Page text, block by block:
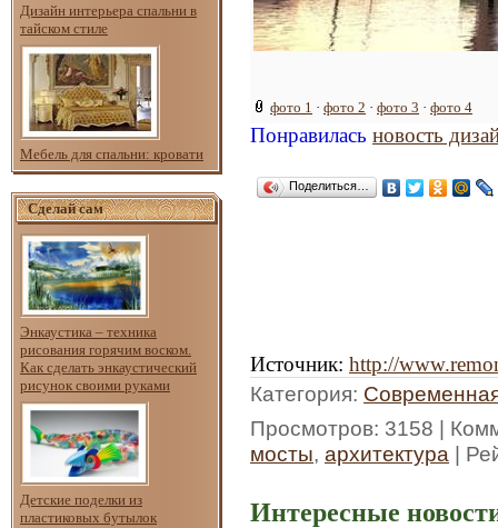
Дизайн интерьера спальни в
тайском стиле
Мебель для спальни: кровати
Сделай сам
Энкаустика – техника
рисования горячим воском.
Как сделать энкаустический
рисунок своими руками
Детские поделки из
пластиковых бутылок
фото 1 · фото 2 · фото 3 · фото 4
Понравилась новость
Поделиться…
Источник: http://
Категория:
Просмотров: 3158 |
мосты, архитектура |
Интересные